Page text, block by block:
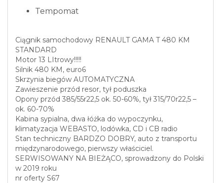
Tempomat
Ciągnik samochodowy RENAULT GAMA T 480 KM
STANDARD
Motor 13 LItrowy!!!!!
Silnik 480 KM, euro6
Skrzynia biegów AUTOMATYCZNA
Zawieszenie przód resor, tył poduszka
Opony przód 385/55r22,5 ok. 50-60%, tył 315/70r22,5 –
ok. 60-70%
Kabina sypialna, dwa łóżka do wypoczynku,
klimatyzacja WEBASTO, lodówka, CD i CB radio
Stan techniczny BARDZO DOBRY, auto z transportu
międzynarodowego, pierwszy właściciel.
SERWISOWANY NA BIEŻĄCO, sprowadzony do Polski
w 2019 roku
nr oferty S67